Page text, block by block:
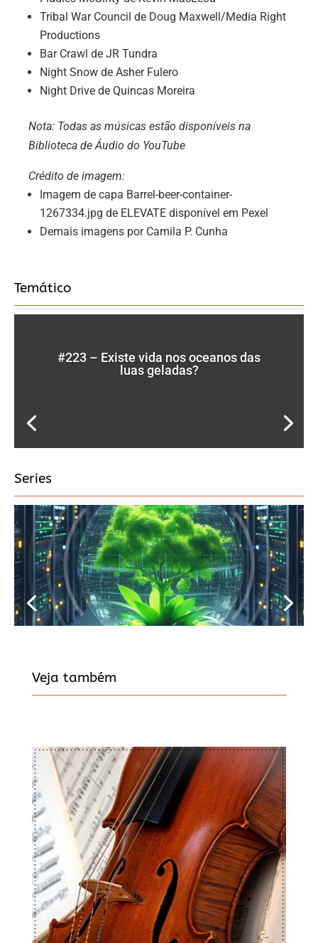
Tribal War Council de Doug Maxwell/Media Right
Productions
Bar Crawl de JR Tundra
Night Snow de Asher Fulero
Night Drive de Quincas Moreira
Nota: Todas as músicas estão disponíveis na
Biblioteca de Áudio do YouTube
Crédito de imagem:
Imagem de capa Barrel-beer-container-
1267334.jpg de ELEVATE disponível em Pexel
Demais imagens por Camila P. Cunha
Temático
#223 – Existe vida nos oceanos das
luas geladas?
Series
Veja também